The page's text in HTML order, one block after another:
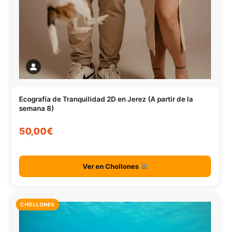
Ecografía de Tranquilidad 2D en Jerez (A partir de la
semana 8)
50,00€
Ver en Chollones
CHOLLONES